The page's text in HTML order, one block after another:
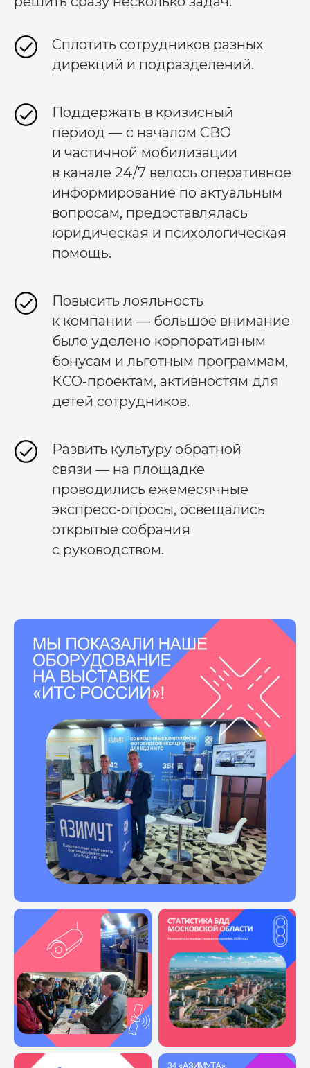
Сплотить сотрудников разных
дирекций и подразделений.
Поддержать в кризисный
период — с началом СВО
и частичной мобилизации
в канале 24/7 велось оперативное
информирование по актуальным
вопросам, предоставлялась
юридическая и психологическая
помощь.
Повысить лояльность
к компании — большое внимание
было уделено корпоративным
бонусам и льготным программам,
КСО-проектам, активностям для
детей сотрудников.
Развить культуру обратной
связи — на площадке
проводились ежемесячные
экспресс-опросы, освещались
открытые собрания
с руководством.